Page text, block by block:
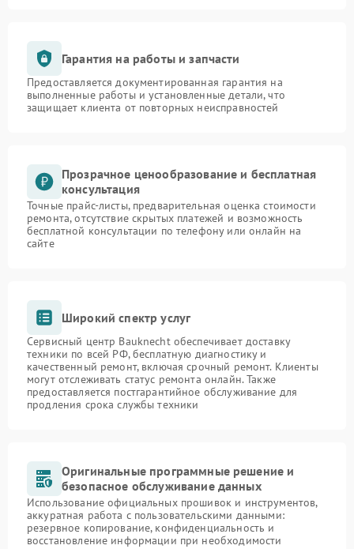
Гарантия на работы и запчасти
Предоставляется документированная гарантия на
выполненные работы и установленные детали, что
защищает клиента от повторных неисправностей
Прозрачное ценообразование и бесплатная
консультация
Точные прайс-листы, предварительная оценка стоимости
ремонта, отсутствие скрытых платежей и возможность
бесплатной консультации по телефону или онлайн на
сайте
Широкий спектр услуг
Сервисный центр Bauknecht обеспечивает доставку
техники по всей РФ, бесплатную диагностику и
качественный ремонт, включая срочный ремонт. Клиенты
могут отслеживать статус ремонта онлайн. Также
предоставляется постгарантийное обслуживание для
продления срока службы техники
Оригинальные программные решение и
безопасное обслуживание данных
Использование официальных прошивок и инструментов,
аккуратная работа с пользовательскими данными:
резервное копирование, конфиденциальность и
восстановление информации при необходимости